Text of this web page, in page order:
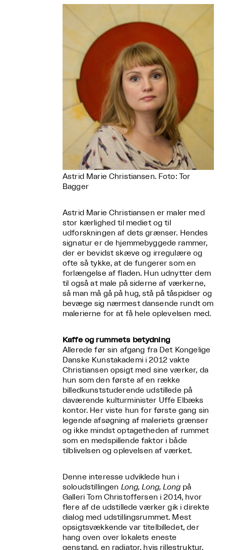
Astrid Marie Christiansen. Foto: Tor
Bagger
Astrid Marie Christiansen er maler med
stor kærlighed til mediet og til
udforskningen af dets grænser. Hendes
signatur er de hjemmebyggede rammer,
der er bevidst skæve og irregulære og
ofte så tykke, at de fungerer som en
forlængelse af fladen. Hun udnytter dem
til også at male på siderne af værkerne,
så man må gå på hug, stå på tåspidser og
bevæge sig nærmest dansende rundt om
malerierne for at få hele oplevelsen med.
Kaffe og rummets betydning
Allerede før sin afgang fra Det Kongelige
Danske Kunstakademi i 2012 vakte
Christiansen opsigt med sine værker, da
hun som den første af en række
billedkunststuderende udstillede på
daværende kulturminister Uffe Elbæks
kontor. Her viste hun for første gang sin
legende afsøgning af maleriets grænser
og ikke mindst optagetheden af rummet
som en medspillende faktor i både
tilblivelsen og oplevelsen af værket.
Denne interesse udviklede hun i
soloudstillingen Long, Long, Longpå
Galleri Tom Christoffersen i 2014, hvor
flere af de udstillede værker gik i direkte
dialog med udstillingsrummet. Mest
opsigtsvækkende var titelbilledet, der
hang oven over lokalets eneste
genstand, en radiator, hvis rillestruktur,